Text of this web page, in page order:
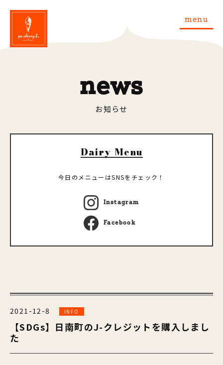
menu
news
お知らせ
Dairy Menu
今日のメニューはSNSをチェック！
Instagram
Facebook
2021-12-8 INFO
【SDGs】日南町のJ-クレジットを購入しまし
た